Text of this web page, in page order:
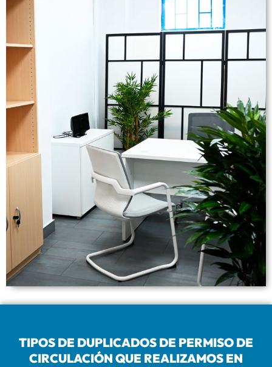
TIPOS DE DUPLICADOS DE PERMISO DE
CIRCULACIÓN QUE REALIZAMOS EN